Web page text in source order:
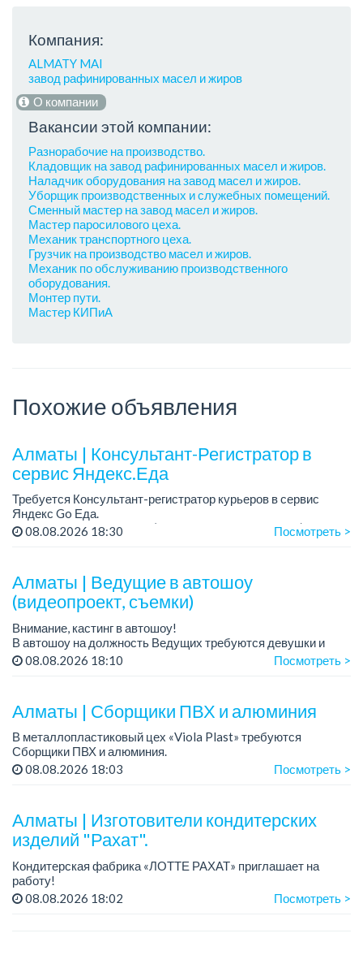
Компания:
ALMATY MAI
завод рафинированных масел и жиров
О компании
Вакансии этой компании:
Разнорабочие на производство.
Кладовщик на завод рафинированных масел и жиров.
Наладчик оборудования на завод масел и жиров.
Уборщик производственных и служебных помещений.
Сменный мастер на завод масел и жиров.
Мастер паросилового цеха.
Механик транспортного цеха.
Грузчик на производство масел и жиров.
Механик по обслуживанию производственного
оборудования.
Монтер пути.
Мастер КИПиА
Похожие объявления
Алматы | Консультант-Регистратор в
сервис Яндекс.Еда
Требуется Консультант-регистратор курьеров в сервис
Яндекс Go Еда.
Условия: работа в офисе (Абылай хана - Макатаева).
08.08.2026 18:30 Посмотреть >
Алматы | Ведущие в автошоу
(видеопроект, съемки)
Внимание, кастинг в автошоу!
В автошоу на должность Ведущих требуются девушки и
парни. А также авто эксперты и авто перекупы.
08.08.2026 18:10 Посмотреть >
Алматы | Сборщики ПВХ и алюминия
В металлопластиковый цех «Viola Plast» требуются
Сборщики ПВХ и алюминия.
График работы: 5/2, с 08.00 до 17.00.
08.08.2026 18:03 Посмотреть >
Алматы | Изготовители кондитерских
изделий "Рахат".
Кондитерская фабрика «ЛОТТЕ РАХАТ» приглашает на
работу!
График работы: сменный.
08.08.2026 18:02 Посмотреть >